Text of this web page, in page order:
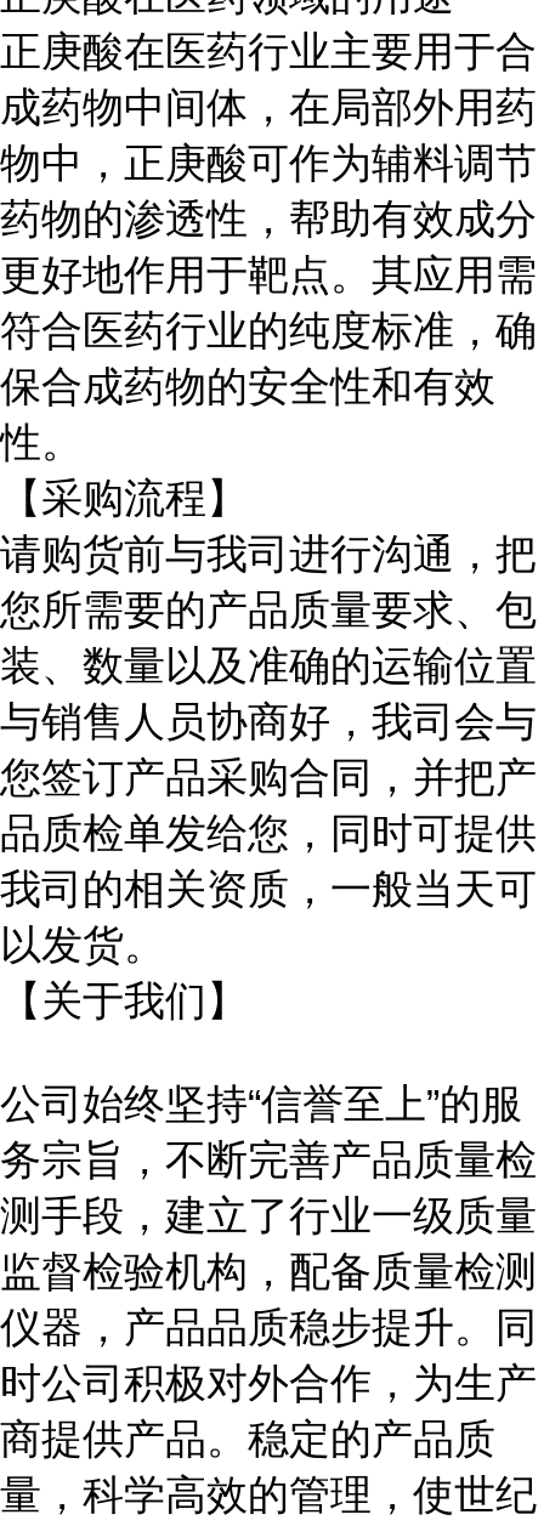
正庚酸在医药行业主要用于合
成药物中间体，在局部外用药
物中，正庚酸可作为辅料调节
药物的渗透性，帮助有效成分
更好地作用于靶点。其应用需
符合医药行业的纯度标准，确
保合成药物的安全性和有效
性。
【采购流程】
请购货前与我司进行沟通，把
您所需要的产品质量要求、包
装、数量以及准确的运输位置
与销售人员协商好，我司会与
您签订产品采购合同，并把产
品质检单发给您，同时可提供
我司的相关资质，一般当天可
以发货。
【关于我们】
公司始终坚持“信誉至上”的服
务宗旨，不断完善产品质量检
测手段，建立了行业一级质量
监督检验机构，配备质量检测
仪器，产品品质稳步提升。同
时公司积极对外合作，为生产
商提供产品。稳定的产品质
量，科学高效的管理，使世纪